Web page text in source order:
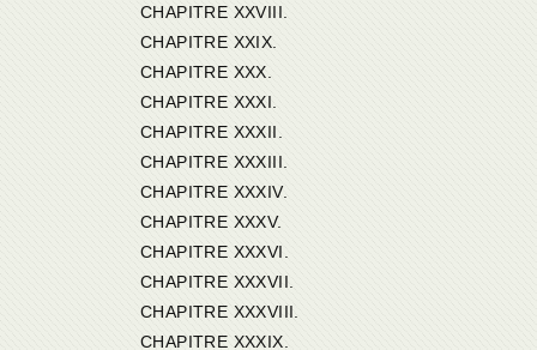
CHAPITRE XXVIII.
CHAPITRE XXIX.
CHAPITRE XXX.
CHAPITRE XXXI.
CHAPITRE XXXII.
CHAPITRE XXXIII.
CHAPITRE XXXIV.
CHAPITRE XXXV.
CHAPITRE XXXVI.
CHAPITRE XXXVII.
CHAPITRE XXXVIII.
CHAPITRE XXXIX.